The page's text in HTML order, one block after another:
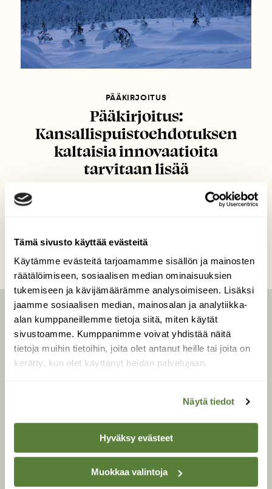
Tämä sivusto käyttää evästeitä
Käytämme evästeitä tarjoamamme sisällön ja mainosten
räätälöimiseen, sosiaalisen median ominaisuuksien
tukemiseen ja kävijämäärämme analysoimiseen. Lisäksi
jaamme sosiaalisen median, mainosalan ja analytiikka-
alan kumppaneillemme tietoja siitä, miten käytät
sivustoamme. Kumppanimme voivat yhdistää näitä
tietoja muihin tietoihin, joita olet antanut heille tai joita on
kerätty, kun olet käyttänyt heidän palvelujaan.
Näytä tiedot
Hyväksy evästeet
Muokkaa valintoja
PÄÄKIRJOITUS
Pääkirjoitus:
Kansallispuistoehdotuksen
kaltaisia innovaatioita
tarvitaan lisää
LEHTI
Uusin lehti
Tilaa Suomen Luonto
Äänestä parasta juttua
SUOMEN LUONNON­
SUOJELU­LIITTO